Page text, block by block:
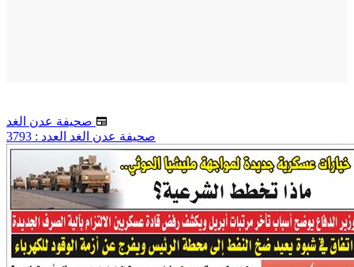
صحيفة عدن الغد العدد : 3793